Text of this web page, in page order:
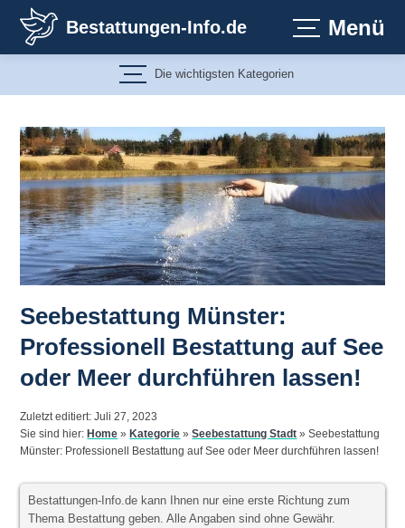
Inhalt
springen
Bestattungen-Info.de Menü
Die wichtigsten Kategorien
Seebestattung Münster:
Professionell Bestattung auf See
oder Meer durchführen lassen!
Zuletzt editiert: Juli 27, 2023
Sie sind hier: Home » Kategorie »Seebestattung Stadt »Seebestattung
Münster: Professionell Bestattung auf See oder Meer durchführen lassen!
Bestattungen-Info.de kann Ihnen nur eine erste Richtung zum
Thema Bestattung geben. Alle Angaben sind ohne Gewähr.